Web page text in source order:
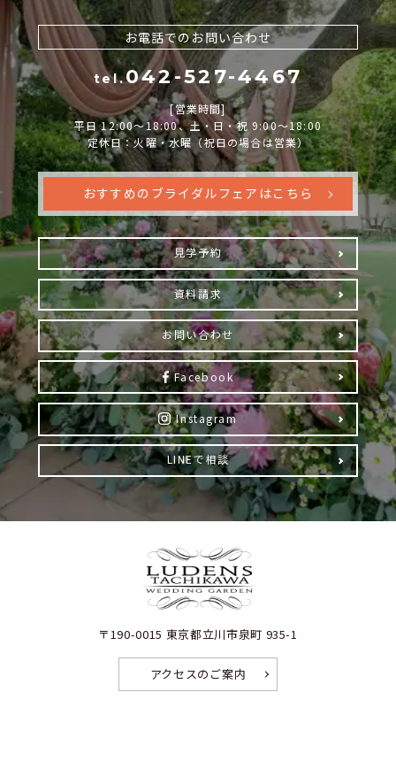
お電話でのお問い合わせ
tel.042-527-4467
[営業時間]
平日 12:00～18:00、土・日・祝 9:00～18:00
定休日：火曜・水曜（祝日の場合は営業）
おすすめのブライダルフェアはこちら
見学予約
資料請求
お問い合わせ
Facebook
Instagram
LINEで相談
〒190-0015 東京都立川市泉町 935-1
アクセスのご案内